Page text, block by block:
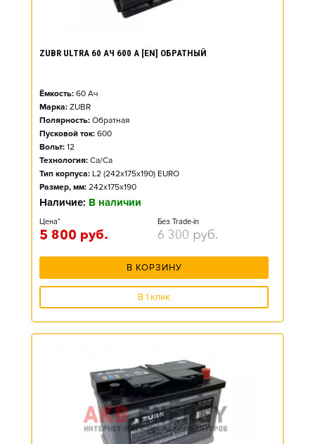
ZUBR ULTRA 60 АЧ 600 А [EN] ОБРАТНЫЙ
Ёмкость: 60 Ач
Марка: ZUBR
Полярность: Обратная
Пусковой ток: 600
Вольт: 12
Технология: Ca/Ca
Тип корпуса: L2 (242x175x190) EURO
Размер, мм: 242x175x190
Наличие: В наличии
Цена*
5 800 руб.
Без Trade-in
6 300 руб.
В КОРЗИНУ
В 1 клик